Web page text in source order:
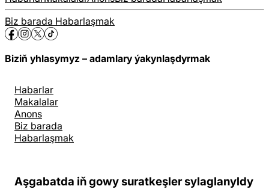
Biz barada Habarlaşmak
Biziň yhlasymyz – adamlary ýakynlaşdyrmak
Habarlar
Makalalar
Anons
Biz barada
Habarlaşmak
Aşgabatda iň gowy suratkeşler sylaglanyldy